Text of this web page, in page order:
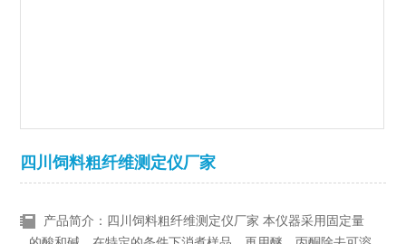
四川饲料粗纤维测定仪厂家
产品简介：四川饲料粗纤维测定仪厂家 本仪器采用固定量